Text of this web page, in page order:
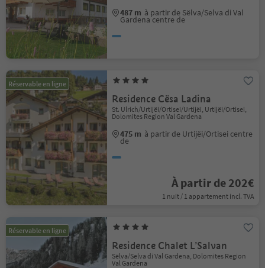
487 m à partir de Sëlva/Selva di Val
Gardena centre de
Réservable en ligne
Residence Cësa Ladina
St. Ulrich/Urtijëi/Ortisei/Urtijëi, Urtijëi/Ortisei,
Dolomites Region Val Gardena
475 m à partir de Urtijëi/Ortisei centre
de
À partir de 202€
1 nuit / 1 appartement incl. TVA
Réservable en ligne
Residence Chalet L’Salvan
Sëlva/Selva di Val Gardena, Dolomites Region
Val Gardena